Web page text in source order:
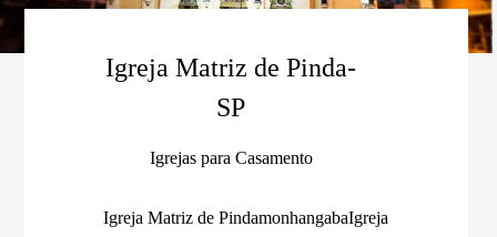
Igreja Matriz de Pinda-
SP
Igrejas para Casamento
Igreja Matriz de PindamonhangabaIgreja